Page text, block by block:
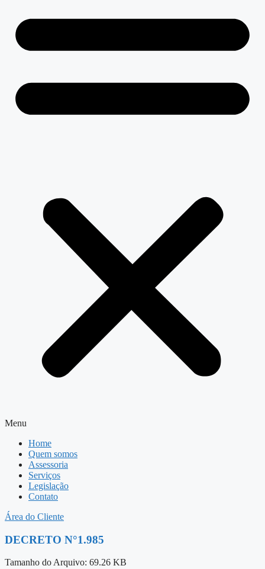
Menu
Home
Quem somos
Assessoria
Serviços
Legislação
Contato
Área do Cliente
DECRETO N°1.985
Tamanho do Arquivo: 69.26 KB